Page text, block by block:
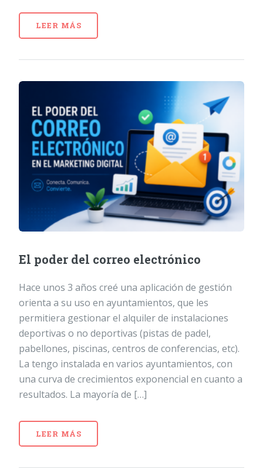
LEER MÁS
El poder del correo electrónico
Hace unos 3 años creé una aplicación de gestión
orienta a su uso en ayuntamientos, que les
permitiera gestionar el alquiler de instalaciones
deportivas o no deportivas (pistas de padel,
pabellones, piscinas, centros de conferencias, etc).
La tengo instalada en varios ayuntamientos, con
una curva de crecimientos exponencial en cuanto a
resultados. La mayoría de […]
LEER MÁS